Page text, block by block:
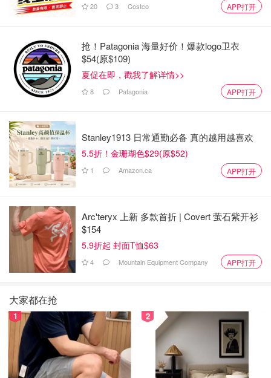
20 3 Costco APP打开
抢！Patagonia 海量好价！爆款logo卫衣
$54(原$109)
夏促在即，戳我了解详情>>
8 Patagonia APP打开
Stanley1913 日常通勤必备 真的越用越喜欢
5.5折！金珊瑚色$29(原$52)
1 Amazon.ca APP打开
Arc'teryx 上新 多款首折 | Covert 萤石紫开衫
$154
5.9折起 封面T恤$63
4 Mountain Equipment Company APP打开
大家都在抢
1 2